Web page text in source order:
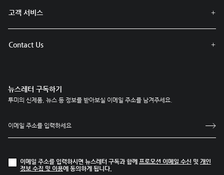
고객 서비스
Contact Us
뉴스레터 구독하기
투미의 신제품, 뉴스 등 정보를 받아보실 이메일 주소를 남겨주세요.
이메일 주소를 입력하시면 뉴스레터 구독과 함께 프로모션 이메일 수신 및 개인
정보 수집 및 이용에 동의하게 됩니다.